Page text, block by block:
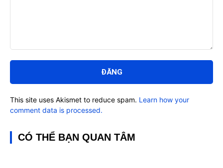
luận:
This site uses Akismet to reduce spam. Learn how your
comment data is processed.
CÓ THỂ BẠN QUAN TÂM